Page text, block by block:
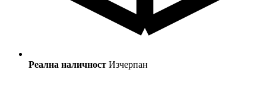
Реална наличност Изчерпан